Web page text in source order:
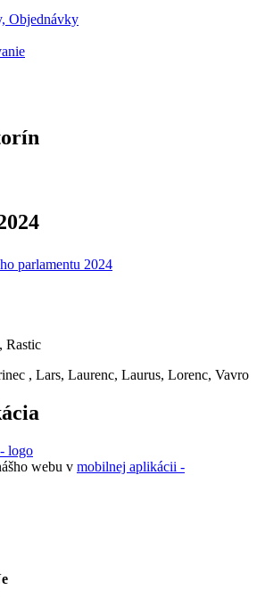
Objednávky
, Rastic
, Lars, Laurenc, Laurus, Lorenc, Vavro
webu v mobilnej aplikácii -